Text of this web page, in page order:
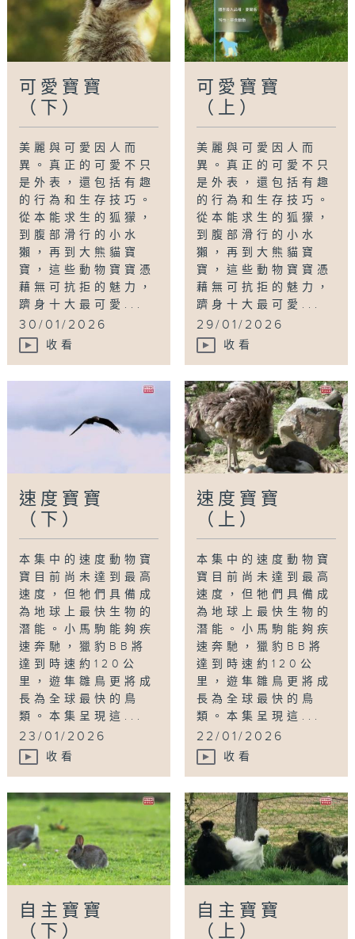
可愛寶寶
（下）
美麗與可愛因人而
異。真正的可愛不只
是外表，還包括有趣
的行為和生存技巧。
從本能求生的狐獴，
到腹部滑行的小水
獺，再到大熊貓寶
寶，這些動物寶寶憑
藉無可抗拒的魅力，
躋身十大最可愛...
30/01/2026
收看
可愛寶寶
（上）
美麗與可愛因人而
異。真正的可愛不只
是外表，還包括有趣
的行為和生存技巧。
從本能求生的狐獴，
到腹部滑行的小水
獺，再到大熊貓寶
寶，這些動物寶寶憑
藉無可抗拒的魅力，
躋身十大最可愛...
29/01/2026
收看
速度寶寶
（下）
本集中的速度動物寶
寶目前尚未達到最高
速度，但牠們具備成
為地球上最快生物的
潛能。小馬駒能夠疾
速奔馳，獵豹BB將
達到時速約120公
里，遊隼雛鳥更將成
長為全球最快的鳥
類。本集呈現這...
23/01/2026
收看
速度寶寶
（上）
本集中的速度動物寶
寶目前尚未達到最高
速度，但牠們具備成
為地球上最快生物的
潛能。小馬駒能夠疾
速奔馳，獵豹BB將
達到時速約120公
里，遊隼雛鳥更將成
長為全球最快的鳥
類。本集呈現這...
22/01/2026
收看
自主寶寶
（下）
自主寶寶
（上）